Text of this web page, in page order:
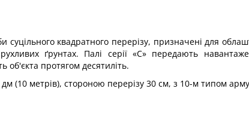
суцільного квадратного перерізу, призначені для
ґрунтах. Палі серії «С» передають
об'єкта протягом десятиліть.
(10 метрів), стороною перерізу 30 см, з 10-м типом